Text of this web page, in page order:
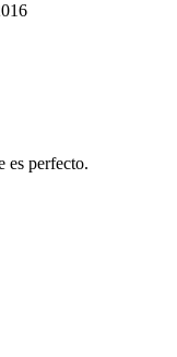
es perfecto.